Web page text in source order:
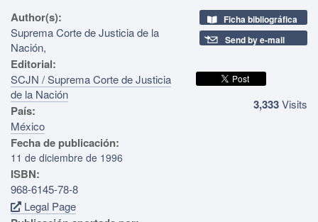
Author(s):
Suprema Corte de Justicia de la
Nación,
Editorial:
SCJN / Suprema Corte de Justicia
de la Nación
País:
México
Fecha de publicación:
11 de diciembre de 1996
ISBN:
968-6145-78-8
Legal Page
Ficha bibliográfica
Send by e-mail
3,333Visits